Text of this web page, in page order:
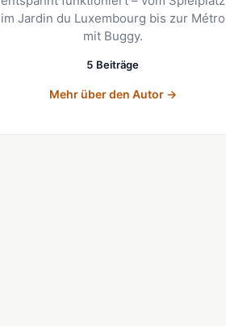
im Jardin du Luxembourg bis zur Métro
mit Buggy.
5 Beiträge
Mehr über den Autor→